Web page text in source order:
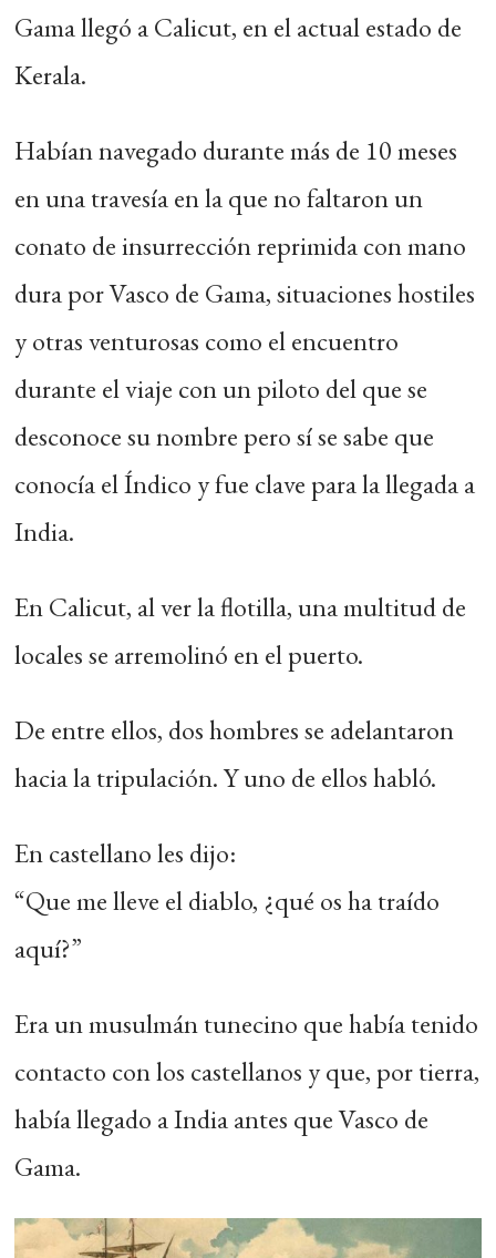
Gama llegó a Calicut, en el actual estado de
Kerala.
Habían navegado durante más de 10 meses
en una travesía en la que no faltaron un
conato de insurrección reprimida con mano
dura por Vasco de Gama, situaciones hostiles
y otras venturosas como el encuentro
durante el viaje con un piloto del que se
desconoce su nombre pero sí se sabe que
conocía el Índico y fue clave para la llegada a
India.
En Calicut, al ver la flotilla, una multitud de
locales se arremolinó en el puerto.
De entre ellos, dos hombres se adelantaron
hacia la tripulación. Y uno de ellos habló.
En castellano les dijo:
“Que me lleve el diablo, ¿qué os ha traído
aquí?”
Era un musulmán tunecino que había tenido
contacto con los castellanos y que, por tierra,
había llegado a India antes que Vasco de
Gama.